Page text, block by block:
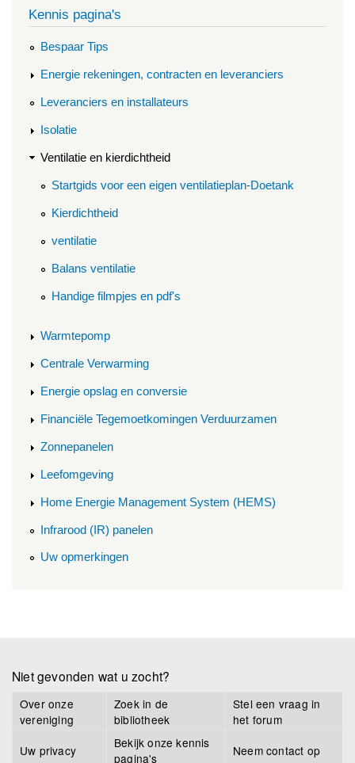
Kennis pagina's
Bespaar Tips
Energie rekeningen, contracten en leveranciers
Leveranciers en installateurs
Isolatie
Ventilatie en kierdichtheid
Startgids voor een eigen ventilatieplan-Doetank
Kierdichtheid
ventilatie
Balans ventilatie
Handige filmpjes en pdf's
Warmtepomp
Centrale Verwarming
Energie opslag en conversie
Financiële Tegemoetkomingen Verduurzamen
Zonnepanelen
Leefomgeving
Home Energie Management System (HEMS)
Infrarood (IR) panelen
Uw opmerkingen
Niet gevonden wat u zocht?
Over onze
vereniging
Zoek in de
bibliotheek
Stel een vraag in
het forum
Uw privacy
Bekijk onze kennis
pagina's
Neem contact op